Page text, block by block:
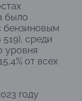
было
бензиновым
среди
уровня
от всех
году